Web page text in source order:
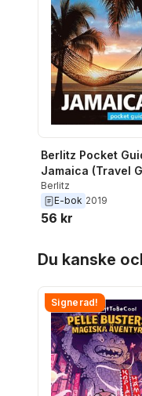
Berlitz Pocket
Jamaica (Travel
eBook)
Berlitz
E-bok 2019
56 kr
Du kanske
Signerad!